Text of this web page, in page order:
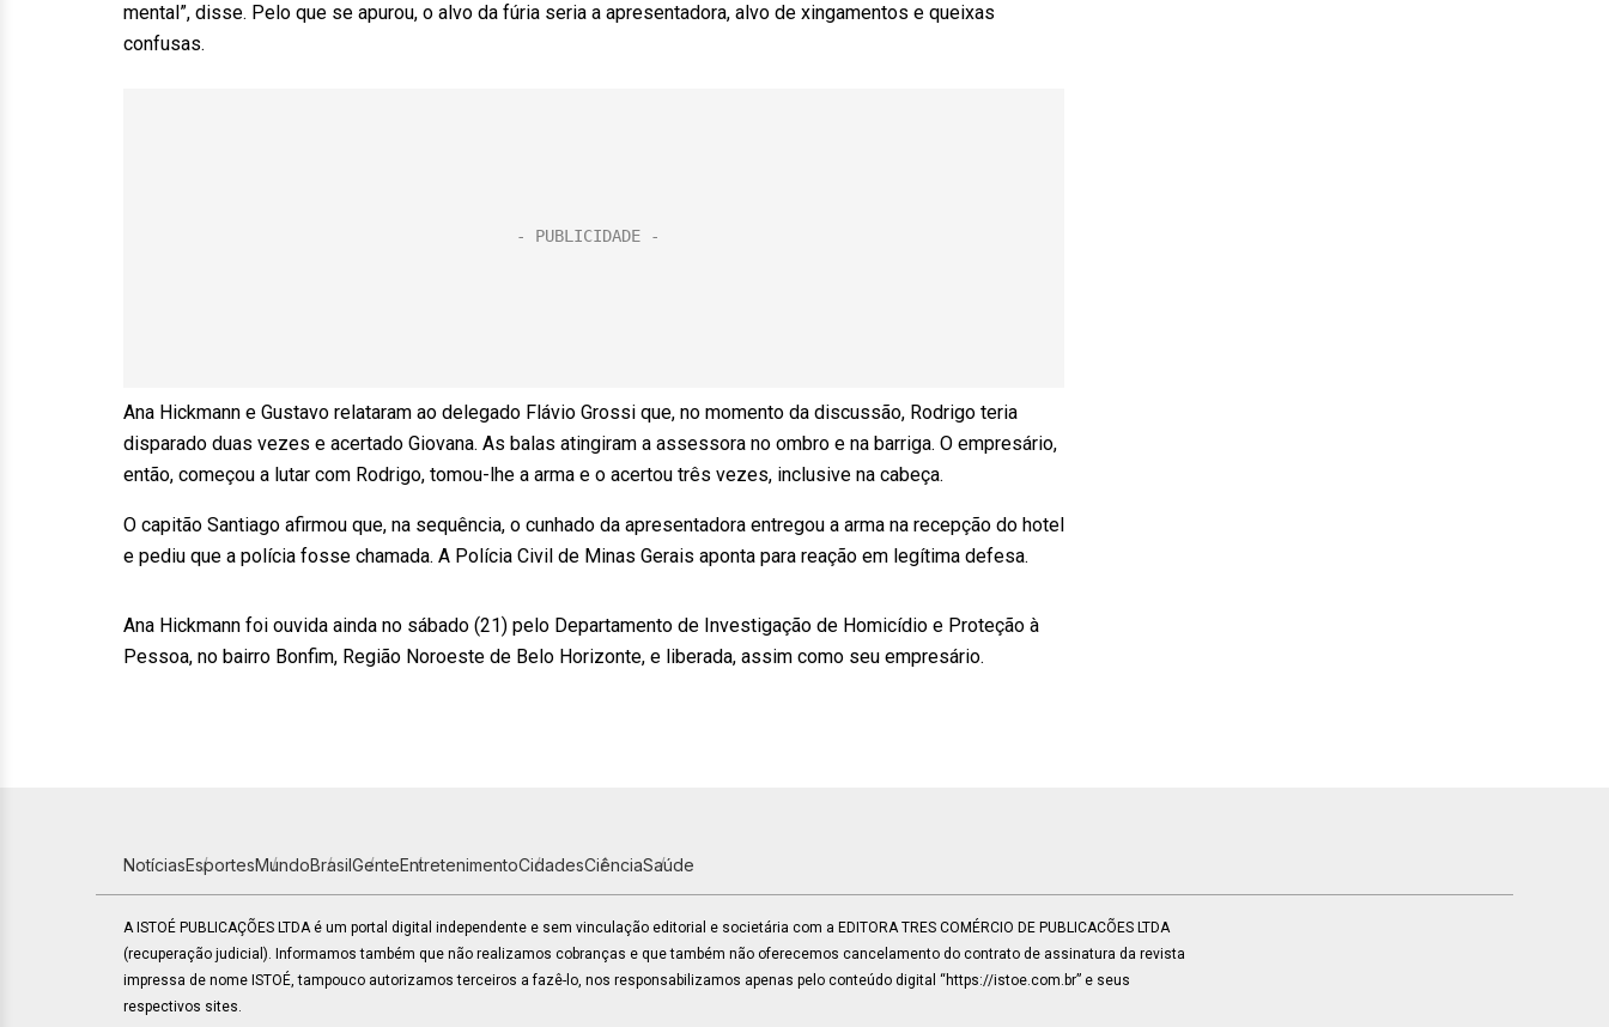
mental”, disse. Pelo que se apurou, o alvo da fúria seria a apresentadora, alvo de xingamentos e queixas
confusas.
Ana Hickmann e Gustavo relataram ao delegado Flávio Grossi que, no momento da discussão, Rodrigo teria
disparado duas vezes e acertado Giovana. As balas atingiram a assessora no ombro e na barriga. O empresário,
então, começou a lutar com Rodrigo, tomou-lhe a arma e o acertou três vezes, inclusive na cabeça.
O capitão Santiago afirmou que, na sequência, o cunhado da apresentadora entregou a arma na recepção do hotel
e pediu que a polícia fosse chamada. A Polícia Civil de Minas Gerais aponta para reação em legítima defesa.
Ana Hickmann foi ouvida ainda no sábado (21) pelo Departamento de Investigação de Homicídio e Proteção à
Pessoa, no bairro Bonfim, Região Noroeste de Belo Horizonte, e liberada, assim como seu empresário.
NotíciasEsportesMundoBrasilGenteEntretenimentoCidadesCiênciaSaúde
A ISTOÉ PUBLICAÇÕES LTDA é um portal digital independente e sem vinculação editorial e societária com a EDITORA TRES COMÉRCIO DE PUBLICACÕES LTDA
(recuperação judicial). Informamos também que não realizamos cobranças e que também não oferecemos cancelamento do contrato de assinatura da revista
impressa de nome ISTOÉ, tampouco autorizamos terceiros a fazê-lo, nos responsabilizamos apenas pelo conteúdo digital “https://istoe.com.br” e seus
respectivos sites.